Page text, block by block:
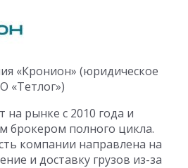
«Кронион» (юридическое
«Тетлог»)
на рынке с 2010 года и
брокером полного цикла.
компании направлена на
и доставку грузов из-за